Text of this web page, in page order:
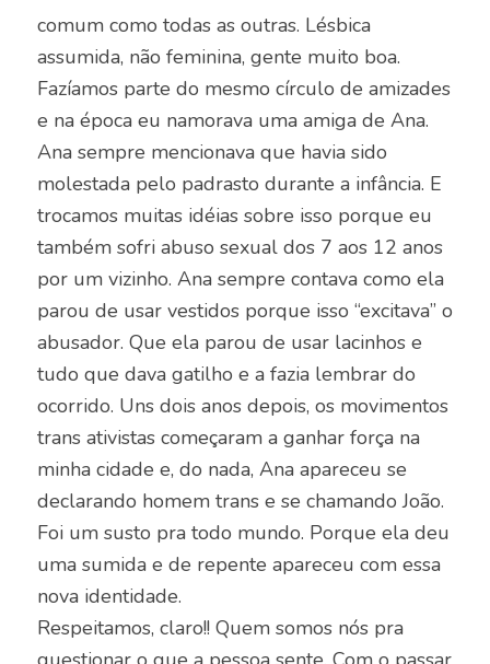
comum como todas as outras. Lésbica
assumida, não feminina, gente muito boa.
Fazíamos parte do mesmo círculo de amizades
e na época eu namorava uma amiga de Ana.
Ana sempre mencionava que havia sido
molestada pelo padrasto durante a infância. E
trocamos muitas idéias sobre isso porque eu
também sofri abuso sexual dos 7 aos 12 anos
por um vizinho. Ana sempre contava como ela
parou de usar vestidos porque isso “excitava” o
abusador. Que ela parou de usar lacinhos e
tudo que dava gatilho e a fazia lembrar do
ocorrido. Uns dois anos depois, os movimentos
trans ativistas começaram a ganhar força na
minha cidade e, do nada, Ana apareceu se
declarando homem trans e se chamando João.
Foi um susto pra todo mundo. Porque ela deu
uma sumida e de repente apareceu com essa
nova identidade.
Respeitamos, claro!! Quem somos nós pra